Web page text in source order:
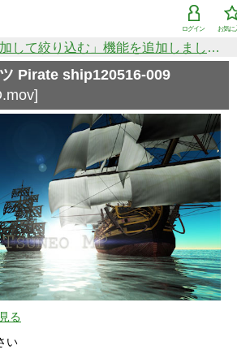
お気に
ログイン
検索で「条件を追加して絞り込む」機能を追加しました！
Pirate ship120516-009
る
い